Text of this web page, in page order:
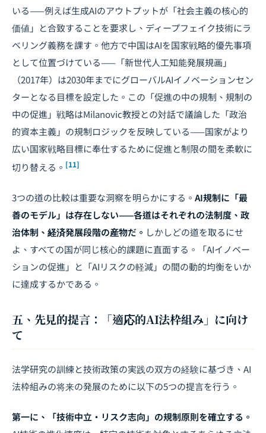
いる——例えば生成AIのアウトプットが「社会主義の核心的
価値」と合致することを要求し、ディープフェイク技術にラ
ベリング義務を課す。他方で中国はAIを国家戦略的優先事項
として位置づけている——「新世代人工知能発展規画」
（2017年）は2030年までにグローバルAIイノベーションセン
ターとなる目標を設定した。この「促進の中の規制、規制の
中の促進」戦略はMilanovic教授との対話で議論した「政治
的資本主義」の規制ロジックを反映している——国家がより
広い国家戦略目標に奉仕するために促進と制限の間を柔軟に
切り替える。 [11]
3つの道の比較は重要な洞察を明らかにする。 AI規制に「最
善のモデル」は存在しない——各道はそれぞれの法制度、政
治体制、経済発展段階の産物だ。 しかしどの道を取るにせ
よ、すべての国が同じ核心的課題に直面する。「AIイノベー
ションの促進」と「AIリスクの軽減」の間の動的均衡をいか
に達成するかである。
五、先見的提言：「適応的AI法枠組み」に向け
て
法学研究の訓練と技術政策の実践の双方の経験に基づき、AI
法枠組みの将来の発展のために以下の5つの提言を行う。
第一に、「技術中立・リスク志向」の規制原則を確立する。